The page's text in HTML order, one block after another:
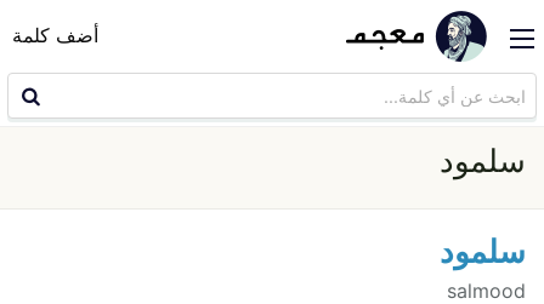
أضف كلمة
سلمود
سلمود
salmood